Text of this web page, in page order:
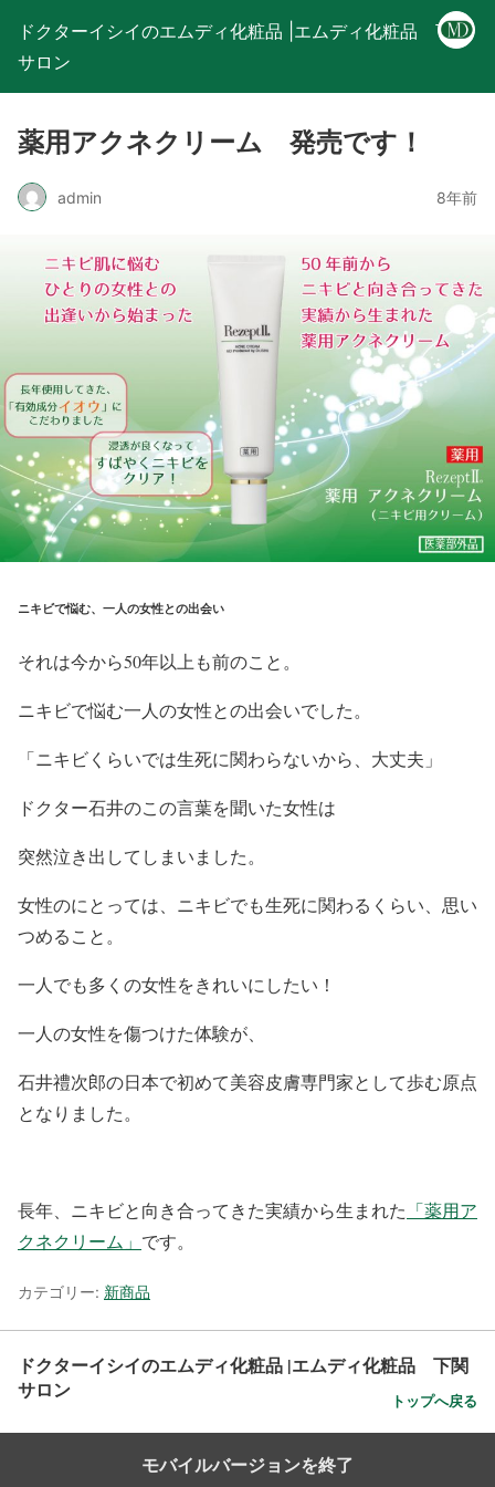
ドクターイシイのエムディ化粧品 |エムディ化粧品 下関
サロン
薬用アクネクリーム 発売です！
admin 8年前
ニキビで悩む、一人の女性との出会い
それは今から50年以上も前のこと。
ニキビで悩む一人の女性との出会いでした。
「ニキビくらいでは生死に関わらないから、大丈夫」
ドクター石井のこの言葉を聞いた女性は
突然泣き出してしまいました。
女性のにとっては、ニキビでも生死に関わるくらい、思い
つめること。
一人でも多くの女性をきれいにしたい！
一人の女性を傷つけた体験が、
石井禮次郎の日本で初めて美容皮膚専門家として歩む原点
となりました。
長年、ニキビと向き合ってきた実績から生まれた 「薬用ア
クネクリーム」 です。
カテゴリー: 新商品
ドクターイシイのエムディ化粧品 |エムディ化粧品 下関
サロン
トップへ戻る
モバイルバージョンを終了